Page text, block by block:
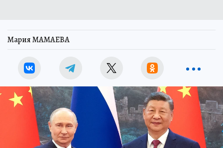
Мария МАМАЕВА